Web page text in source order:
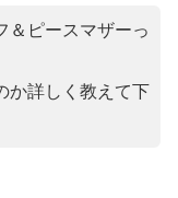
＆ピースマザーっ
か詳しく教えて下